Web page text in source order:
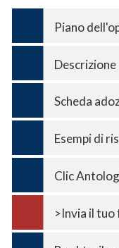
Piano
Descrizione
Scheda
Esempi di
Clic
>Invia il tuo